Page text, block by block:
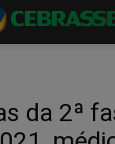
da 2ª